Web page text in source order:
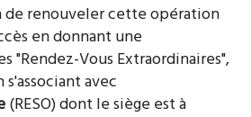
de renouveler cette opération
en donnant une
"Rendez-Vous Extraordinaires",
avec
(RESO) dont le siège est à